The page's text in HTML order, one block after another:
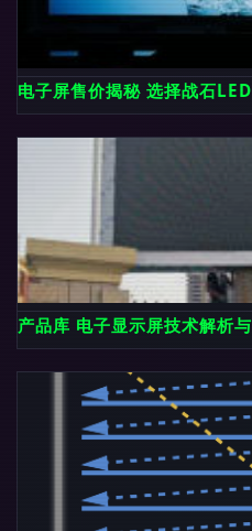
电子屏售价揭秘 选择战石
产品库 电子显示屏技术解析